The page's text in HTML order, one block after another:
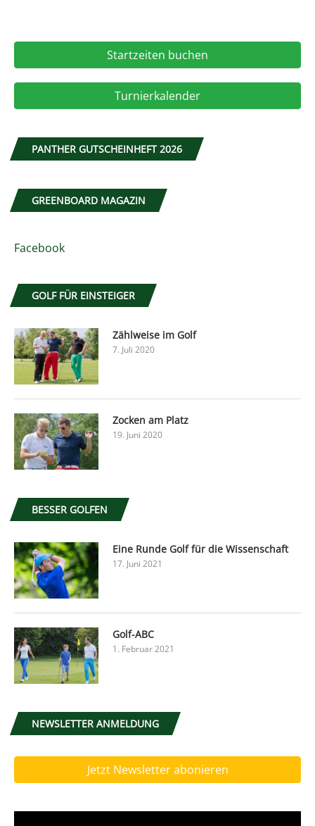
Startzeiten buchen
Turnierkalender
PANTHER GUTSCHEINHEFT 2026
GREENBOARD MAGAZIN
Facebook
GOLF FÜR EINSTEIGER
Zählweise im Golf
7. Juli 2020
Zocken am Platz
19. Juni 2020
BESSER GOLFEN
Eine Runde Golf für die Wissenschaft
17. Juni 2021
Golf-ABC
1. Februar 2021
NEWSLETTER ANMELDUNG
Jetzt Newsletter abonieren